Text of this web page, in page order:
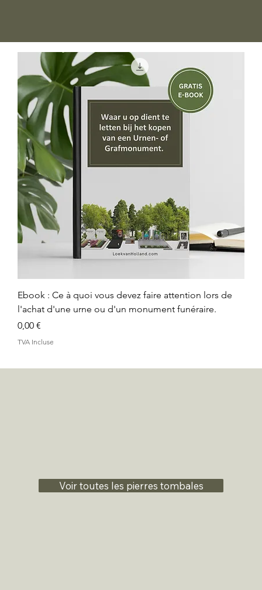
Ebook : Ce à quoi vous devez faire attention lors de
l'achat d'une urne ou d'un monument funéraire.
Prix
0,00 €
TVA Incluse
Voir toutes les pierres tombales